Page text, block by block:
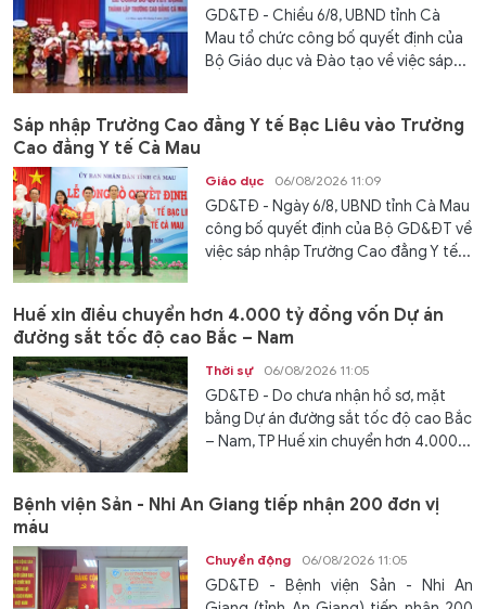
GD&TĐ - Chiều 6/8, UBND tỉnh Cà
Mau tổ chức công bố quyết định của
Bộ Giáo dục và Đào tạo về việc sáp...
Sáp nhập Trường Cao đẳng Y tế Bạc Liêu vào Trường
Cao đẳng Y tế Cà Mau
Giáo dục 06/08/2026 11:09
GD&TĐ - Ngày 6/8, UBND tỉnh Cà Mau
công bố quyết định của Bộ GD&ĐT về
việc sáp nhập Trường Cao đẳng Y tế...
Huế xin điều chuyển hơn 4.000 tỷ đồng vốn Dự án
đường sắt tốc độ cao Bắc – Nam
Thời sự 06/08/2026 11:05
GD&TĐ - Do chưa nhận hồ sơ, mặt
bằng Dự án đường sắt tốc độ cao Bắc
– Nam, TP Huế xin chuyển hơn 4.000...
Bệnh viện Sản - Nhi An Giang tiếp nhận 200 đơn vị
máu
Chuyển động 06/08/2026 11:05
GD&TĐ - Bệnh viện Sản - Nhi An